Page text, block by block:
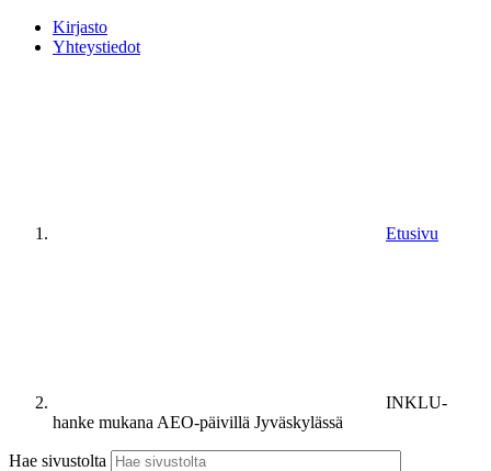
Kirjasto
Yhteystiedot
Etusivu
INKLU-
hanke mukana AEO-päivillä Jyväskylässä
Hae sivustolta